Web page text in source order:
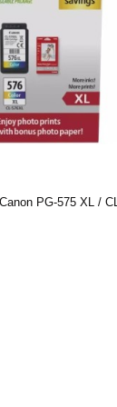
PG-575 XL /